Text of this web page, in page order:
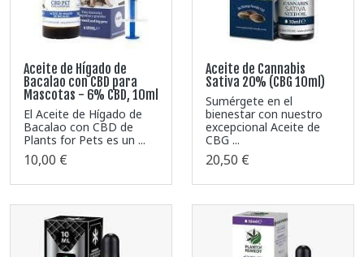
Aceite de Hígado de
Bacalao con CBD para
Mascotas - 6% CBD, 10ml
El Aceite de Hígado de
Bacalao con CBD de
Plants for Pets es un ...
10,00 €
Aceite de Cannabis
Sativa 20% (CBG 10ml)
Sumérgete en el
bienestar con nuestro
excepcional Aceite de
CBG ...
20,50 €